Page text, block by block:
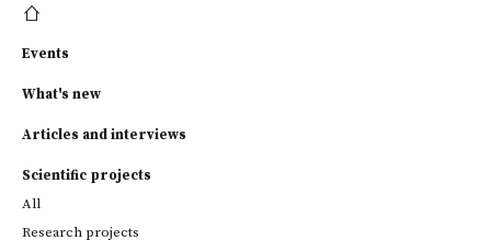
Events
What's new
Articles and interviews
Scientific projects
All
Research projects